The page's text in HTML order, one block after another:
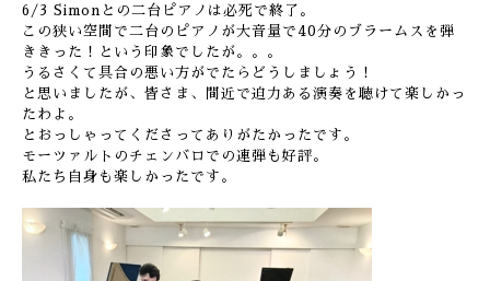
6/3 Simonとの二台ピアノは必死で終了。
この狭い空間で二台のピアノが大音量で40分のブラームスを弾
ききった！という印象でしたが。。。
うるさくて具合の悪い方がでたらどうしましょう！
と思いましたが、皆さま、間近で迫力ある演奏を聴けて楽しかっ
たわよ。
とおっしゃってくださってありがたかったです。
モーツァルトのチェンバロでの連弾も好評。
私たち自身も楽しかったです。